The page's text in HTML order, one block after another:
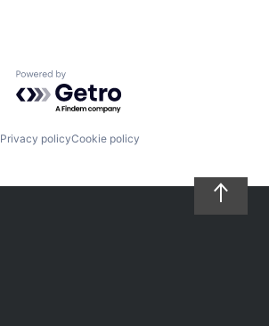
Powered by Getro.com
Privacy policyCookie policy